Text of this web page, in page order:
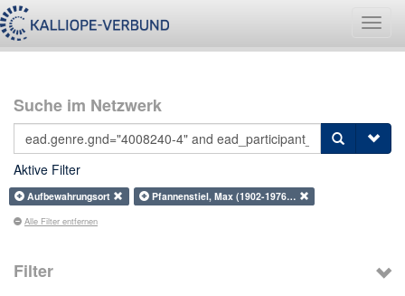
Suche im Netzwerk
Aktive Filter
Aufbewahrungsort Pfannenstiel, Max (1902-1976…
Alle Filter entfernen
Filter